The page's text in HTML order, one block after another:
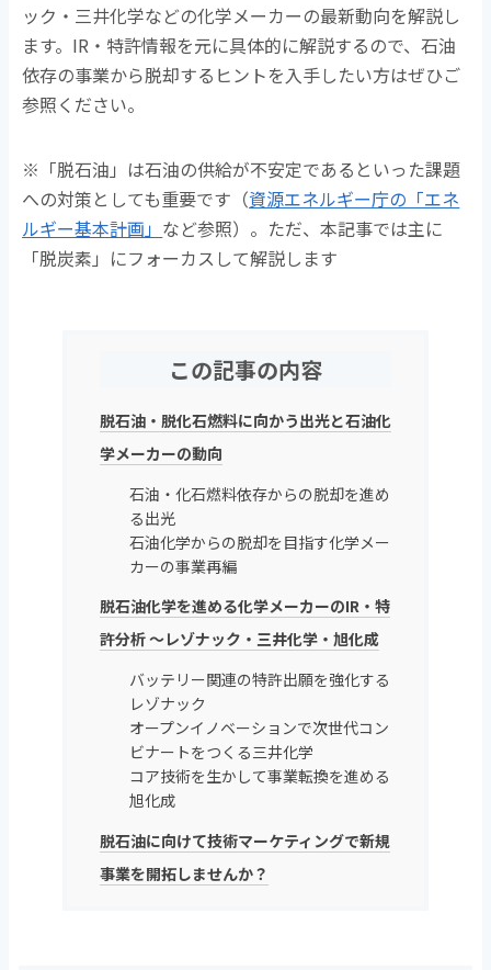
ック・三井化学などの化学メーカーの最新動向を解説し
ます。IR・特許情報を元に具体的に解説するので、石油
依存の事業から脱却するヒントを入手したい方はぜひご
参照ください。
※「脱石油」は石油の供給が不安定であるといった課題
への対策としても重要です（資源エネルギー庁の「エネ
ルギー基本計画」 など参照）。ただ、本記事では主に
「脱炭素」にフォーカスして解説します
この記事の内容
脱石油・脱化石燃料に向かう出光と石油化
学メーカーの動向
石油・化石燃料依存からの脱却を進め
る出光
石油化学からの脱却を目指す化学メー
カーの事業再編
脱石油化学を進める化学メーカーのIR・特
許分析 ～レゾナック・三井化学・旭化成
バッテリー関連の特許出願を強化する
レゾナック
オープンイノベーションで次世代コン
ビナートをつくる三井化学
コア技術を生かして事業転換を進める
旭化成
脱石油に向けて技術マーケティングで新規
事業を開拓しませんか？